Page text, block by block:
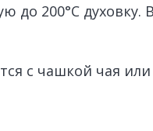
до 200°С духовку.
с чашкой чая